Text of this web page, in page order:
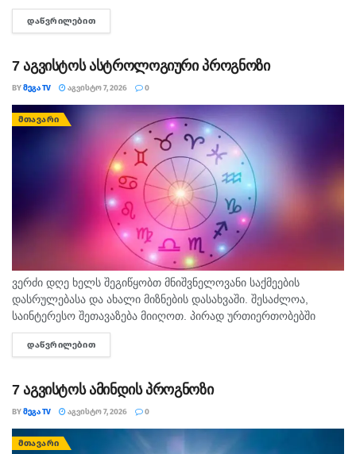
რომლითაც დადასტურდა, რომ რუსეთის ჯარმა საქართველოს
სახელმწიფო საზღვარი სწორედ 7...
ᲓᲐᲬᲕᲠᲘᲚᲔᲑᲘᲗ
7 აგვისტოს ასტროლოგიური პროგნოზი
BYᲛᲔᲒᲐ TV ᲐᲒᲕᲘᲡᲢᲝ 7, 2026 0
ᲛᲗᲐᲕᲐᲠᲘ
ვერძი დღე ხელს შეგიწყობთ მნიშვნელოვანი საქმეების
დასრულებასა და ახალი მიზნების დასახვაში. შესაძლოა,
საინტერესო შეთავაზება მიიღოთ. პირად ურთიერთობებში
გულწრფელი საუბარი ბევრ გაუგებრობას გააქრობს. კურო
ფინანსურ საკითხებში სიფრთხილე გამოიჩინეთ და ემოციური...
ᲓᲐᲬᲕᲠᲘᲚᲔᲑᲘᲗ
7 აგვისტოს ამინდის პროგნოზი
BYᲛᲔᲒᲐ TV ᲐᲒᲕᲘᲡᲢᲝ 7, 2026 0
ᲛᲗᲐᲕᲐᲠᲘ